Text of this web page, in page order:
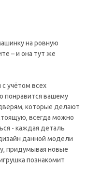
на ровную
– и она тут же
учётом всех
понравится вашему
которые делают
всегда можно
- каждая деталь
данной модели
придумывая новые
познакомит